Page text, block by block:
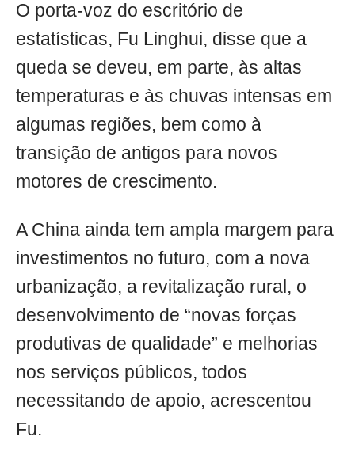
O porta-voz do escritório de
estatísticas, Fu Linghui, disse que a
queda se deveu, em parte, às altas
temperaturas e às chuvas intensas em
algumas regiões, bem como à
transição de antigos para novos
motores de crescimento.
A China ainda tem ampla margem para
investimentos no futuro, com a nova
urbanização, a revitalização rural, o
desenvolvimento de “novas forças
produtivas de qualidade” e melhorias
nos serviços públicos, todos
necessitando de apoio, acrescentou
Fu.